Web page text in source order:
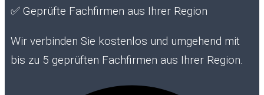
✅ Geprüfte Fachfirmen aus Ihrer Region
Wir verbinden Sie kostenlos und umgehend mit
bis zu 5 geprüften Fachfirmen aus Ihrer Region.